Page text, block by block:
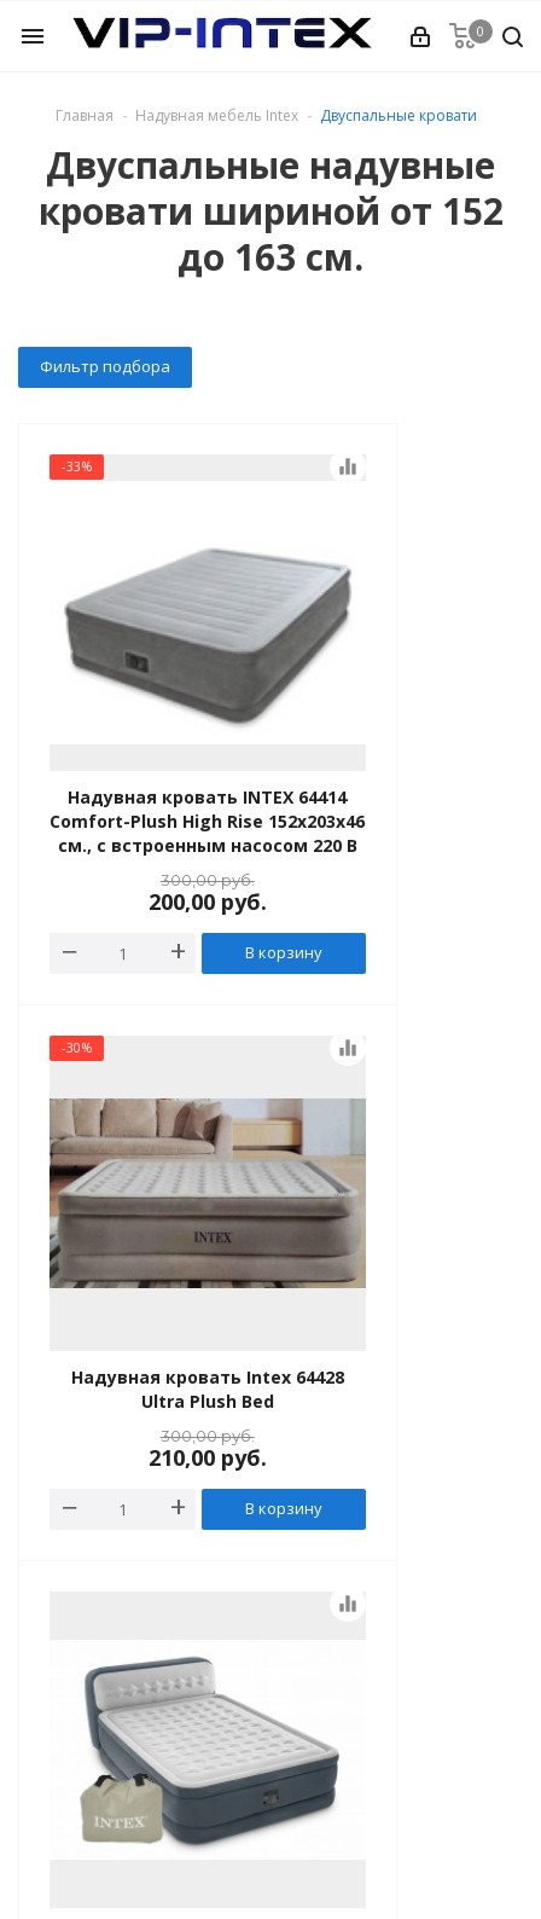
menu
Easy Set
матрасы
и прочее
и нарукавники
ласты
0
Главная Надувная мебель Intex Двуспальные кровати
Двуспальные надувные
кровати шириной от 152
до 163 см.
Фильтр подбора
-33% equalizer
Надувная кровать INTEX 64414
Comfort-Plush High Rise 152х203х46
см., с встроенным насосом 220 В
300,00руб.
200,00 руб.
В корзину
-30% equalizer
Надувная кровать Intex 64428
Ultra Plush Bed
300,00руб.
210,00 руб.
В корзину
equalizer